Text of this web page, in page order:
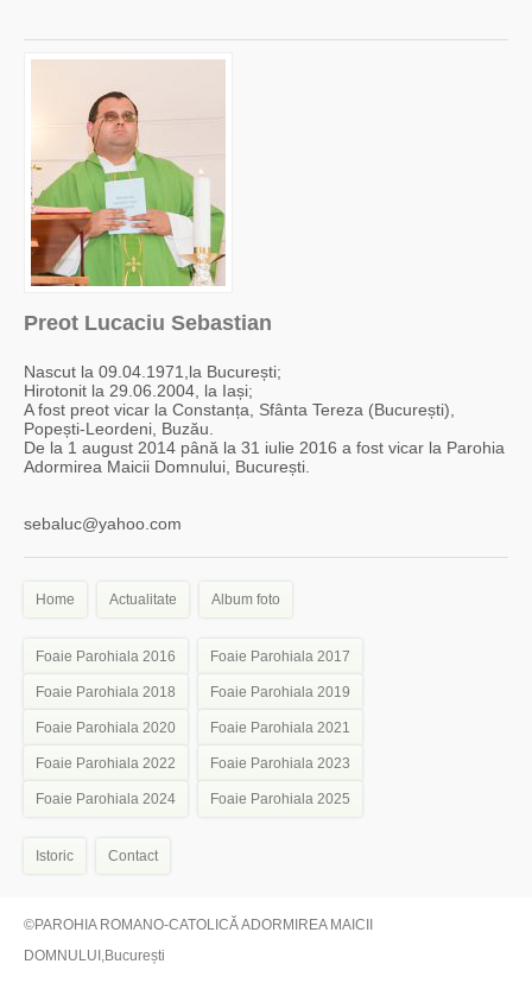
Preot Lucaciu Sebastian
Nascut la 09.04.1971,la București;
Hirotonit la 29.06.2004, la Iași;
A fost preot vicar la Constanța, Sfânta Tereza (București),
Popești-Leordeni, Buzău.
De la 1 august 2014 până la 31 iulie 2016 a fost vicar la Parohia
Adormirea Maicii Domnului, București.
sebaluc@yahoo.com
Home Actualitate Album foto
Foaie Parohiala 2016 Foaie Parohiala 2017
Foaie Parohiala 2018 Foaie Parohiala 2019
Foaie Parohiala 2020 Foaie Parohiala 2021
Foaie Parohiala 2022 Foaie Parohiala 2023
Foaie Parohiala 2024 Foaie Parohiala 2025
Istoric Contact
©PAROHIA ROMANO-CATOLICĂ ADORMIREA MAICII
DOMNULUI,București